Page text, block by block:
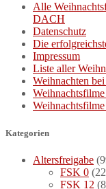
Alle
DACH
Datenschutz
Die
Impressum
Liste aller
Weihnachten
Kategorien
Altersfreigabe
FSK 0
FSK 12